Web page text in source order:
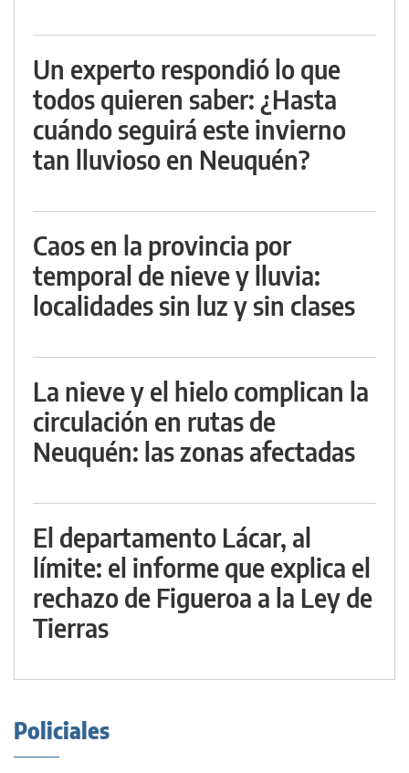
Un experto respondió lo que
todos quieren saber: ¿Hasta
cuándo seguirá este invierno
tan lluvioso en Neuquén?
Caos en la provincia por
temporal de nieve y lluvia:
localidades sin luz y sin clases
La nieve y el hielo complican la
circulación en rutas de
Neuquén: las zonas afectadas
El departamento Lácar, al
límite: el informe que explica el
rechazo de Figueroa a la Ley de
Tierras
Policiales